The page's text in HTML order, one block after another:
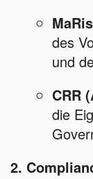
des
und
CRR
die
2.